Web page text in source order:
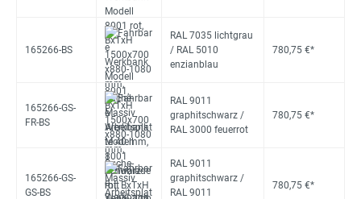
165266-BS
RAL 7035 lichtgrau
/ RAL 5010
enzianblau
780,75 €*
165266-GS-
FR-BS
RAL 9011
graphitschwarz /
RAL 3000 feuerrot
780,75 €*
165266-GS-
GS-BS
RAL 9011
graphitschwarz /
RAL 9011
780,75 €*